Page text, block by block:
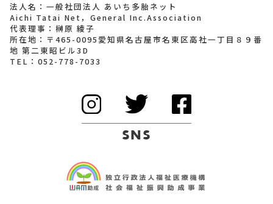
法人名：一般社団法人 あいち多胎ネット
Aichi Tatai Net，General Inc.Association
代表理事：榊原 綾子
所在地：〒465-0095愛知県名古屋市名東区高社一丁目８９番
地 第二東昭ビル3D
TEL： 052-778-7033
SNS